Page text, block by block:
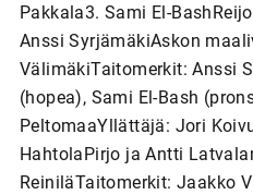
Pakkala3. Sami El-
Anssi SyrjämäkiAskon
VälimäkiTaitomerkit: Anssi
(hopea), Sami El-Bash
PeltomaaYllättäjä: Jori
HahtolaPirjo ja Antti
ReiniläTaitomerkit: Jaakko